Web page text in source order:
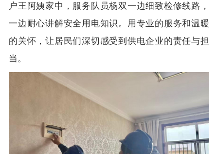
户王阿姨家中，服务队员杨双一边细致检修线路，
一边耐心讲解安全用电知识。用专业的服务和温暖
的关怀，让居民们深切感受到供电企业的责任与担
当。